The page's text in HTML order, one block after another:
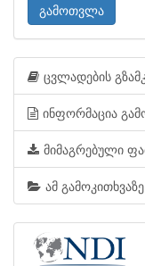
გამოთვლა
ცვლადების
ინფორმაცია
მიმაგრებული
ამ